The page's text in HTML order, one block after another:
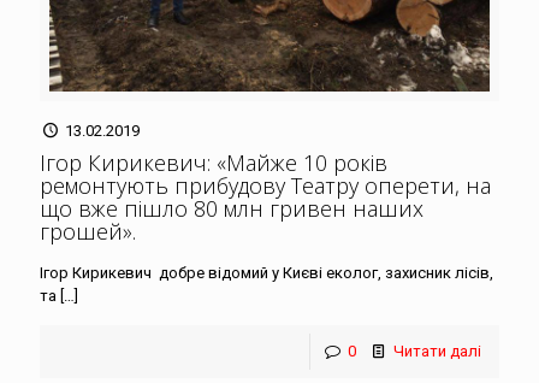
13.02.2019
Ігор Кирикевич: «Майже 10 років
ремонтують прибудову Театру оперети, на
що вже пішло 80 млн гривен наших
грошей».
Ігор Кирикевич добре відомий у Києві еколог, захисник лісів,
та […]
0 Читати далі